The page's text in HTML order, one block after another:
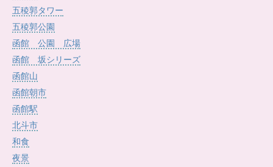
五稜郭タワー
五稜郭公園
函館 公園 広場
函館 坂シリーズ
函館山
函館朝市
函館駅
北斗市
和食
夜景